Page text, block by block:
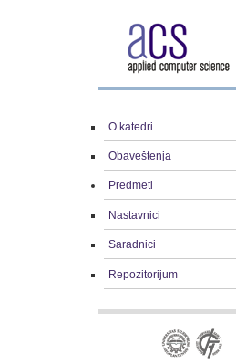
O katedri
Obaveštenja
Predmeti
Nastavnici
Saradnici
Repozitorijum